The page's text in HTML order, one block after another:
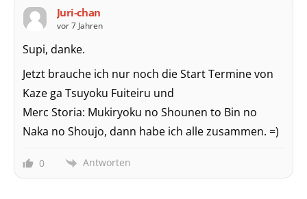
Juri-chan
vor 7 Jahren
Supi, danke.
Jetzt brauche ich nur noch die Start Termine von
Kaze ga Tsuyoku Fuiteiru und
Merc Storia: Mukiryoku no Shounen to Bin no
Naka no Shoujo, dann habe ich alle zusammen. =)
0 Antworten